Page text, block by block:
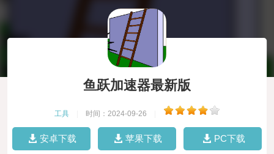
鱼跃加速器最新版
工具 时间：2024-09-26
安卓下载 苹果下载 PC下载